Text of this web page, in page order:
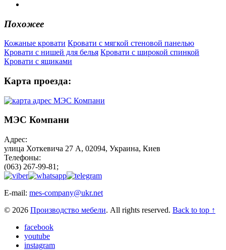
Похожее
Кожаные кровати Кровати с мягкой стеновой панелью
Кровати с нишей для белья Кровати с широкой спинкой
Кровати с ящиками
Карта проезда:
МЭС Компани
Адрес:
улица Хоткевича 27 А, 02094, Украина, Киев
Телефоны:
(063) 267-99-81;
E-mail: mes-company@ukr.net
© 2026 Производство мебели. All rights reserved. Back to top ↑
facebook
youtube
instagram